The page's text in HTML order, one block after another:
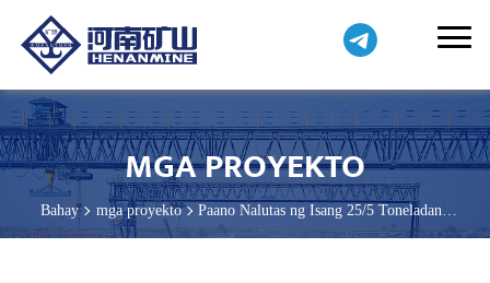
MGA PROYEKTO
Bahay mga proyekto
Paano Nalutas ng Isang 25/5 Toneladang
Double Hook Overhead Crane ang mga Hamon sa Pagpapanatili ng